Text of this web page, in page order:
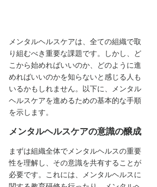
メンタルヘルスケアは、全ての組織で取
り組むべき重要な課題です。しかし、ど
こから始めればいいのか、どのように進
めればいいのかを知らないと感じる人も
いるかもしれません。以下に、メンタル
ヘルスケアを進めるための基本的な手順
を示します。
メンタルヘルスケアの意識の醸成
まずは組織全体でメンタルヘルスの重要
性を理解し、その意識を共有することが
必要です。これには、メンタルヘルスに